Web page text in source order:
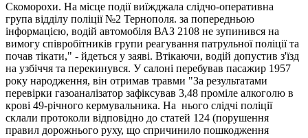
Скоморохи. На місце події виїжджала слідчо-оперативна
група відділу поліції №2 Тернополя. за попередньою
інформацією, водій автомобіля ВАЗ 2108 не зупинився на
вимогу співробітників групи реагування патрульної поліції та
почав тікати," - йдеться у заяві. Втікаючи, водій допустив з'їзд
на узбіччя та перекинувся. У салоні перебував пасажир 1957
року народження, він отримав травми "За результатами
перевірки газоаналізатор зафіксував 3,48 проміле алкоголю в
крові 49-річного кермувальника. На нього слідчі поліції
склали протоколи відповідно до статей 124 (порушення
правил дорожнього руху, що спричинило пошкодження